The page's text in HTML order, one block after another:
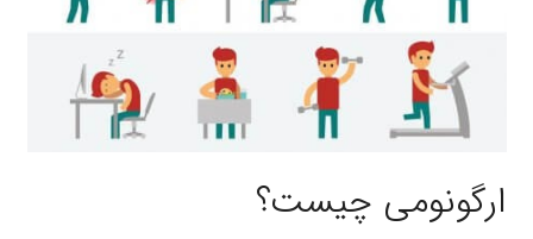
ارگونومی چیست؟